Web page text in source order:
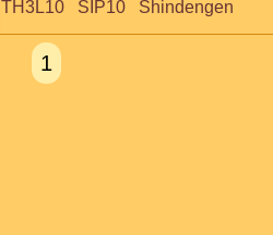
TH3L10   SIP10   Shindengen
1